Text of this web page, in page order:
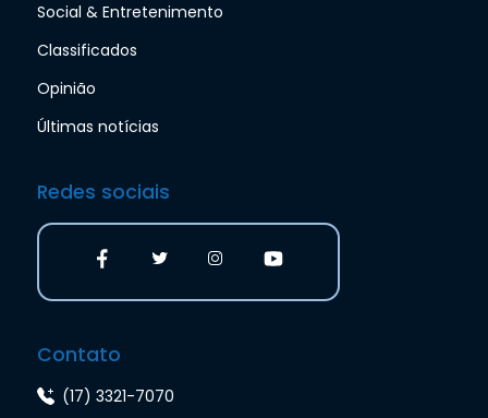
Social & Entretenimento
Classificados
Opinião
Últimas notícias
Redes sociais
Contato
(17) 3321-7070